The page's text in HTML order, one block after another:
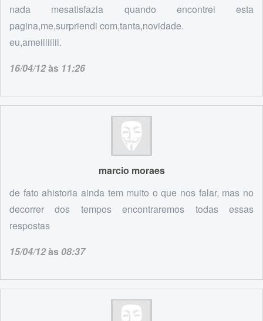
nada mesatisfazia quando encontrei esta
pagina,me,surpriendi com,tanta,novidade.
eu,ameiiiiiiii.
16/04/12às 11:26
marcio moraes
de fato ahistoria ainda tem muito o que nos falar, mas no
decorrer dos tempos encontraremos todas essas
respostas
15/04/12às08:37